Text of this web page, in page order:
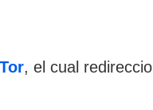
, el cual